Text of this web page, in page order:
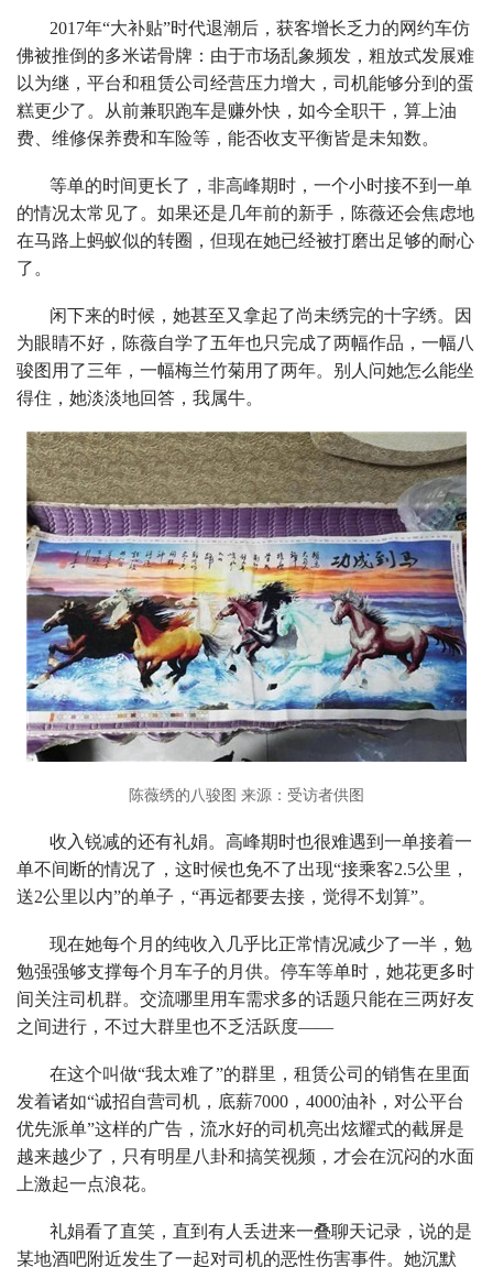
2017年“大补贴”时代退潮后，获客增长乏力的网约车仿
佛被推倒的多米诺骨牌：由于市场乱象频发，粗放式发展难
以为继，平台和租赁公司经营压力增大，司机能够分到的蛋
糕更少了。从前兼职跑车是赚外快，如今全职干，算上油
费、维修保养费和车险等，能否收支平衡皆是未知数。
等单的时间更长了，非高峰期时，一个小时接不到一单
的情况太常见了。如果还是几年前的新手，陈薇还会焦虑地
在马路上蚂蚁似的转圈，但现在她已经被打磨出足够的耐心
了。
闲下来的时候，她甚至又拿起了尚未绣完的十字绣。因
为眼睛不好，陈薇自学了五年也只完成了两幅作品，一幅八
骏图用了三年，一幅梅兰竹菊用了两年。别人问她怎么能坐
得住，她淡淡地回答，我属牛。
陈薇绣的八骏图 来源：受访者供图
收入锐减的还有礼娟。高峰期时也很难遇到一单接着一
单不间断的情况了，这时候也免不了出现“接乘客2.5公里，
送2公里以内”的单子，“再远都要去接，觉得不划算”。
现在她每个月的纯收入几乎比正常情况减少了一半，勉
勉强强够支撑每个月车子的月供。停车等单时，她花更多时
间关注司机群。交流哪里用车需求多的话题只能在三两好友
之间进行，不过大群里也不乏活跃度——
在这个叫做“我太难了”的群里，租赁公司的销售在里面
发着诸如“诚招自营司机，底薪7000，4000油补，对公平台
优先派单”这样的广告，流水好的司机亮出炫耀式的截屏是
越来越少了，只有明星八卦和搞笑视频，才会在沉闷的水面
上激起一点浪花。
礼娟看了直笑，直到有人丢进来一叠聊天记录，说的是
某地酒吧附近发生了一起对司机的恶性伤害事件。她沉默